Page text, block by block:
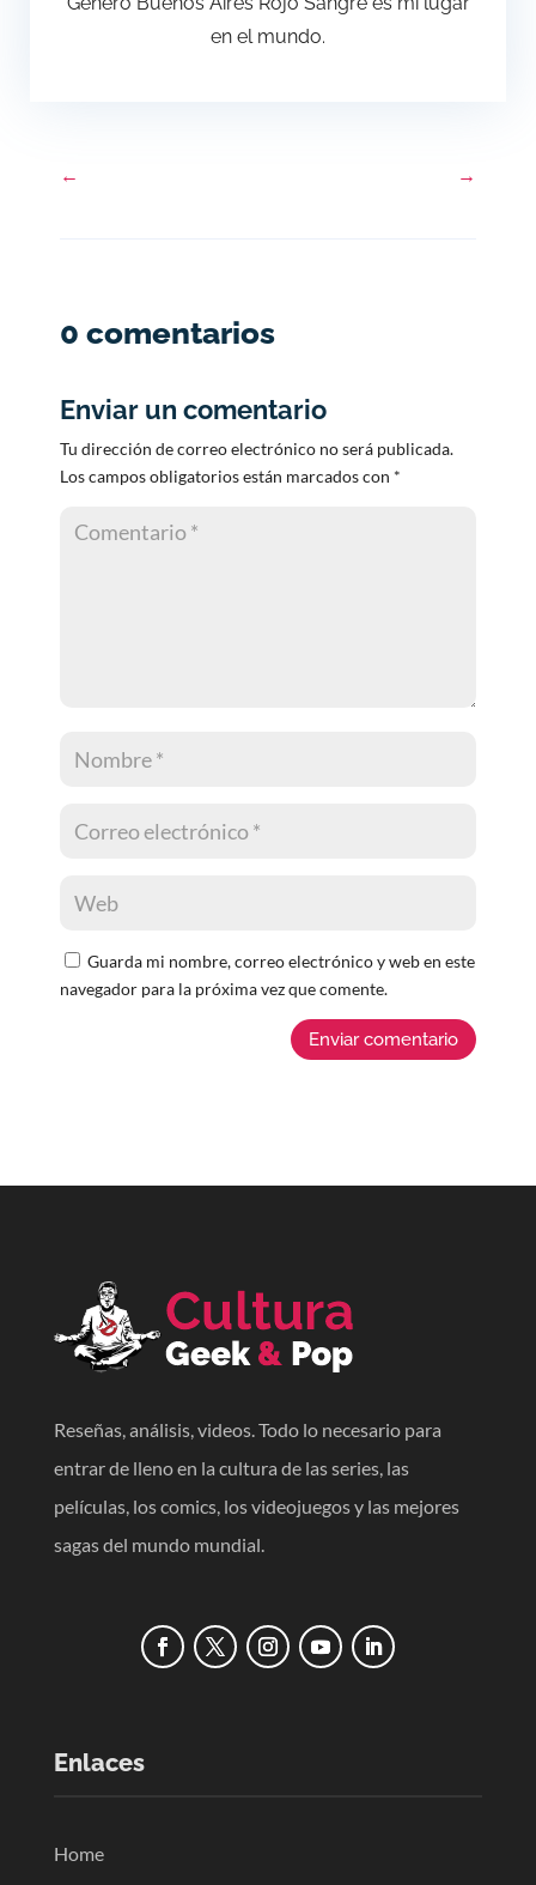
en el mundo.
← →
0 comentarios
Enviar un comentario
Tu dirección de correo electrónico no será publicada.
Los campos obligatorios están marcados con *
Guarda mi nombre, correo electrónico y web en este
navegador para la próxima vez que comente.
Enviar comentario
Reseñas, análisis, videos. Todo lo necesario para
entrar de lleno en la cultura de las series, las
películas, los comics, los videojuegos y las mejores
sagas del mundo mundial.
Enlaces
Home